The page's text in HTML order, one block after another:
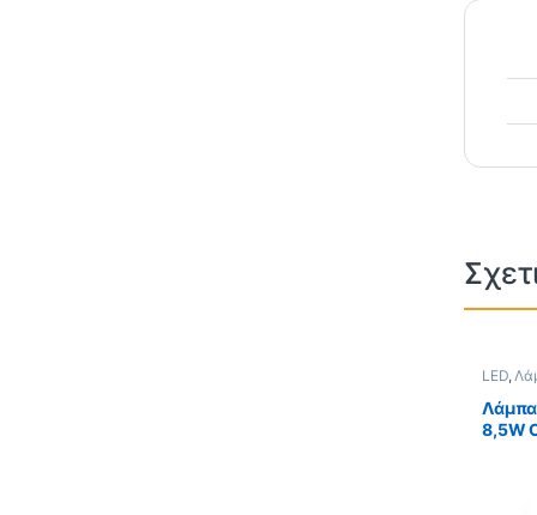
LED,
Λάμπα
8,5W